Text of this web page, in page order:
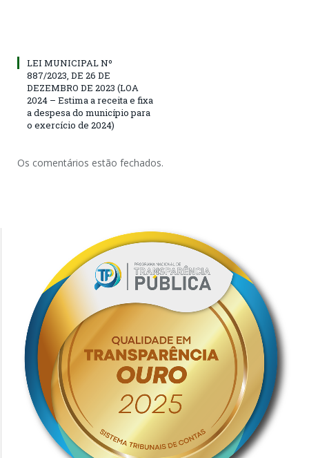
LEI MUNICIPAL Nº
887/2023, DE 26 DE
DEZEMBRO DE 2023 (LOA
2024 – Estima a receita e fixa
a despesa do município para
o exercício de 2024)
Os comentários estão fechados.